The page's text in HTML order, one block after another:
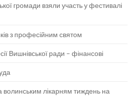
громади взяли участь у фестивалі
з професійним святом
Вишнівської ради – фінансові
лікарням тиждень на